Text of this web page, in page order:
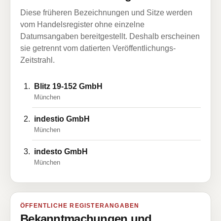
Diese früheren Bezeichnungen und Sitze werden
vom Handelsregister ohne einzelne
Datumsangaben bereitgestellt. Deshalb erscheinen
sie getrennt vom datierten Veröffentlichungs-
Zeitstrahl.
Blitz 19-152 GmbH
München
indestio GmbH
München
indesto GmbH
München
ÖFFENTLICHE REGISTERANGABEN